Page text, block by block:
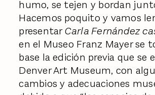
humo, se tejen y bordan
Hacemos poquito y vamos
presentarCarla Fernández
en el Museo Franz Mayer se
base la edición previa que se
Denver Art Museum, con
cambios y adecuaciones